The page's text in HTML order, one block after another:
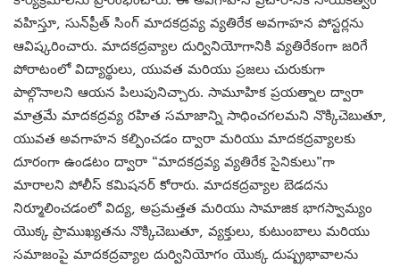
వహిస్తూ, సున్‌ప్రీత్ సింగ్ మాదకద్రవ్య వ్యతిరేక అవగాహన పోస్టర్లను
ఆవిష్కరించారు. మాదకద్రవ్యాల దుర్వినియోగానికి వ్యతిరేకంగా జరిగే
పోరాటంలో విద్యార్థులు, యువత మరియు ప్రజలు చురుకుగా
పాల్గొనాలని ఆయన పిలుపునిచ్చారు. సామూహిక ప్రయత్నాల ద్వారా
మాత్రమే మాదకద్రవ్య రహిత సమాజాన్ని సాధించగలమని నొక్కిచెబుతూ,
యువత అవగాహన కల్పించడం ద్వారా మరియు మాదకద్రవ్యాలకు
దూరంగా ఉండటం ద్వారా “మాదకద్రవ్య వ్యతిరేక సైనికులు”గా
మారాలని పోలీస్ కమిషనర్ కోరారు. మాదకద్రవ్యాల బెడదను
నిర్మూలించడంలో విద్య, అప్రమత్తత మరియు సామాజిక భాగస్వామ్యం
యొక్క ప్రాముఖ్యతను నొక్కిచెబుతూ, వ్యక్తులు, కుటుంబాలు మరియు
సమాజంపై మాదకద్రవ్యాల దుర్వినియోగం యొక్క దుష్ప్రభావాలను